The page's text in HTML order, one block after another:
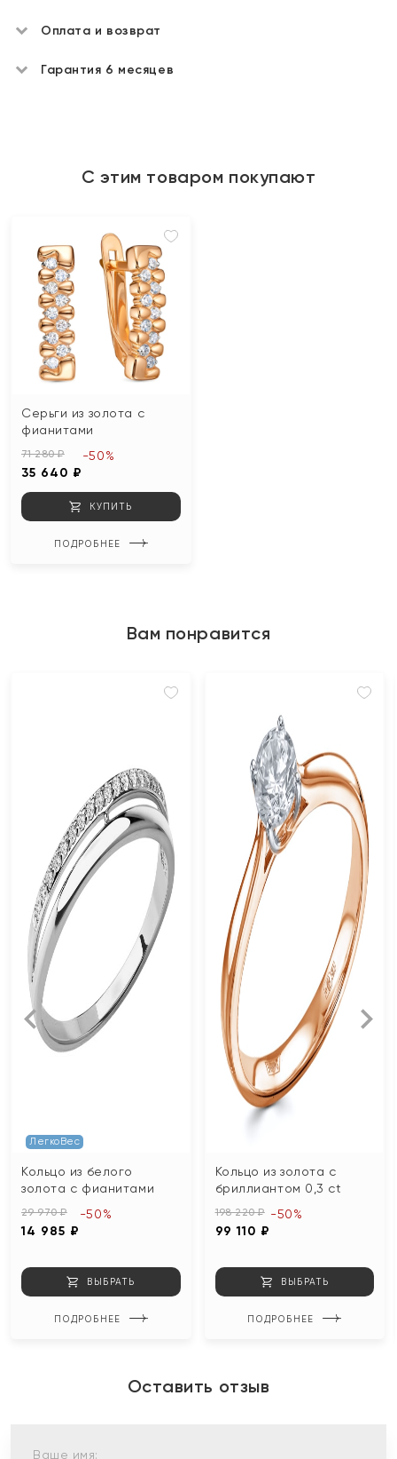
Оплата и возврат
Гарантия 6 месяцев
С этим товаром покупают
Серьги из золота с
фианитами
71 280 ₽
35 640 ₽
-50%
КУПИТЬ
ПОДРОБНЕЕ
Вам понравится
ЛегкоВес
Кольцо из белого
золота с фианитами
29 970 ₽
14 985 ₽
-50%
ВЫБРАТЬ
ПОДРОБНЕЕ
Кольцо из золота с
бриллиантом 0,3 ct
198 220 ₽
99 110 ₽
-50%
ВЫБРАТЬ
ПОДРОБНЕЕ
Оставить отзыв
Ваше имя: